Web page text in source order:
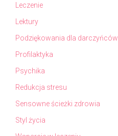
Leczenie
Lektury
Podziękowania dla darczyńców
Profilaktyka
Psychika
Redukcja stresu
Sensowne ścieżki zdrowia
Styl życia